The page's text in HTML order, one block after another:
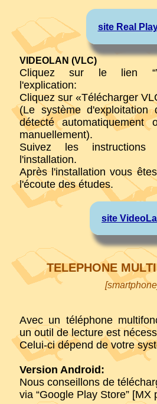
site Real
VIDEOLAN (VLC)
Cliquez sur le lien
l'explication:
Cliquez sur «Télécharger
(Le système d'exploitation
détecté automatiquement
manuellement).
Suivez les
l'installation.
Après l'installation vous
l'écoute des études.
site
TELEPHONE
Avec un téléphone
un outil de lecture est
Celui-ci dépend de votre
Version Android:
Nous conseillons de
via “Google Play Store” [MX